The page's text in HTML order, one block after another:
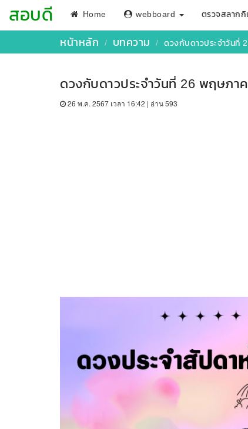
สอบดี Home webboard ตรวจสลาก
หน้าหลัก บทความ ดวงกับดาวประจำวันที่
ดวงกับดาวประจำวันที่ 26 พฤษภา
26 พ.ค. 2567 เวลา 16:42 | อ่าน 593